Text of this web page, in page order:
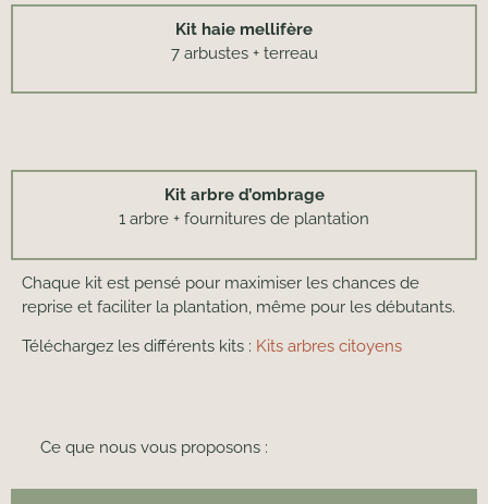
Kit haie mellifère
7 arbustes + terreau
Kit arbre d’ombrage
1 arbre + fournitures de plantation
Chaque kit est pensé pour maximiser les chances de
reprise et faciliter la plantation, même pour les débutants.
Téléchargez les différents kits : Kits arbres citoyens
Ce que nous vous proposons :